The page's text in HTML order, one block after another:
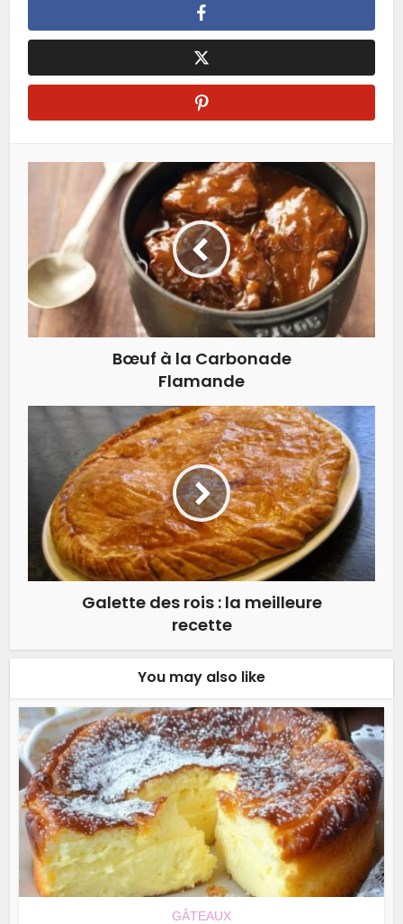
Bœuf à la Carbonade
Flamande
Galette des rois : la meilleure
recette
You may also like
GÂTEAUX